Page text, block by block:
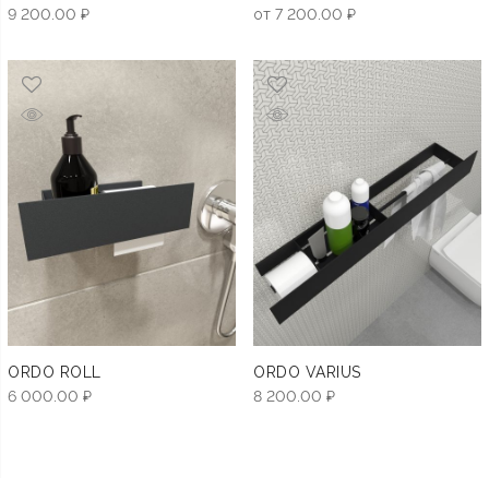
9 200.00 ₽
от 7 200.00 ₽
ORDO ROLL
6 000.00 ₽
ORDO VARIUS
8 200.00 ₽